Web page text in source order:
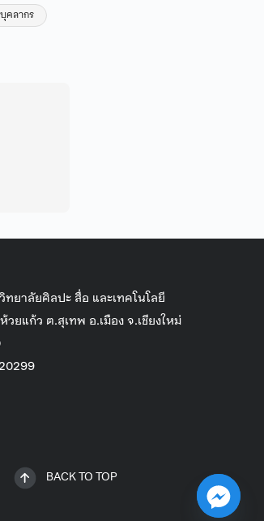
คลากร
ทยาลัยศิลปะ สื่อ และเทคโนโลยี
วยแก้ว ต.สุเทพ อ.เมือง จ.เชียงใหม่
BACK TO TOP